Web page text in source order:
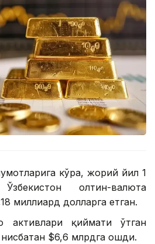
кўра, жорий йил 1
олтин-валюта
миллиард долларга етган.
активлари қиймати ўтган
$6,6 млрдга ошди.